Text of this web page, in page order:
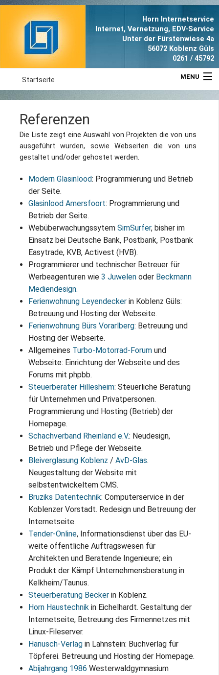
Horn Internetservice
Internet, Vernetzung, EDV-Service
Unter der Fürstenwiese 4a
56072 Koblenz Güls
0261 / 45792
MENU
Startseite
Referenzen
Anfahrt
Portrait
Impressum / Datenschutz
Referenzen
Die Liste zeigt eine Auswahl von Projekten die von uns
ausgeführt wurden, sowie Webseiten die von uns
gestaltet und/oder gehostet werden.
Modern Glasinlood: Programmierung und Betrieb
der Seite.
Glasinlood Amersfoort: Programmierung und
Betrieb der Seite.
Webüberwachungssytem SimSurfer, bisher im
Einsatz bei Deutsche Bank, Postbank, Postbank
Easytrade, KVB, Activest (HVB).
Programmierer und technischer Betreuer für
Werbeagenturen wie 3 Juwelenoder Beckmann
Mediendesign.
Ferienwohnung Leyendeckerin Koblenz Güls:
Betreuung und Hosting der Webseite.
Ferienwohnung Bürs Vorarlberg: Betreuung und
Hosting der Webseite.
Allgemeines Turbo-Motorrad-Forumund
Webseite: Einrichtung der Webseite und des
Forums mit phpbb.
Steuerberater Hillesheim: Steuerliche Beratung
für Unternehmen und Privatpersonen.
Programmierung und Hosting (Betrieb) der
Homepage.
Schachverband Rheinland e.V.: Neudesign,
Betrieb und Pflege der Webseite.
Bleiverglasung Koblenz / AvD-Glas.
Neugestaltung der Website mit
selbstentwickeltem CMS.
Bruziks Datentechnik: Computerservice in der
Koblenzer Vorstadt. Redesign und Betreuung der
Internetseite.
Tender-Online, Informationsdienst über das EU-
weite öffentliche Auftragswesen für
Architekten und Beratende Ingenieure; ein
Produkt der Kämpf Unternehmensberatung in
Kelkheim/Taunus.
Steuerberatung Beckerin Koblenz.
Horn Haustechnikin Eichelhardt. Gestaltung der
Internetseite, Betreuung des Firmennetzes mit
Linux-Fileserver.
Hanusch-Verlagin Lahnstein: Buchverlag für
Töpferei. Betreuung und Hosting der Homepage.
Abijahrgang 1986 Westerwaldgymnasium